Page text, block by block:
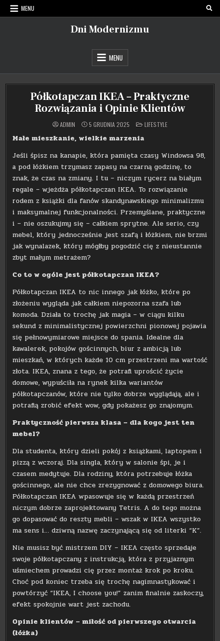
Skip
to
MENU
Dni Modernizmu
MENU
Półkotapczan IKEA – Praktyczne
Rozwiązania i Opinie Klientów
ADMIN 5 GRUDNIA 2025 POSTED
IN
LIFESTYLE
Małe mieszkanie, wielkie marzenia
Jeśli śpisz na kanapie, która pamięta czasy Windowsa 98,
a pod łóżkiem trzymasz zapasy na czarną godzinę, to
znak, że czas na zmiany. I tu – niczym rycerz na białym
regale – wjeżdża półkotapczan IKEA. To rozwiązanie
rodem z książki dla fanów skandynawskiego minimalizmu
i maksymalnej funkcjonalności. Przemyślane, praktyczne
i – nie oszukujmy się – całkiem sprytne. Ale serio, czy
mebel, który jednocześnie jest szafą i łóżkiem, nie brzmi
jak wynalazek, który mógłby pogodzić cię z nieustannie
zbyt małym metrażem?
Co to w ogóle jest półkotapczan IKEA?
Półkotapczan IKEA to nic innego jak łóżko, które po
złożeniu wygląda jak całkiem niepozorna szafa lub
komoda. Działa to trochę jak magia – w ciągu kilku
sekund z minimalistycznej powierzchni pionowej pojawia
się pełnowymiarowe miejsce do spania. Idealne dla
kawalerek, pokojów gościnnych, biur z ambicją lub
mieszkań, w których każde 10 cm przestrzeni ma wartość
złota. IKEA, znana z tego, że potrafi uprościć życie
domowe, wypuściła na rynek kilka wariantów
półkotapczanów, które nie tylko dobrze wyglądają, ale i
potrafią zrobić efekt wow, gdy pokażesz go znajomym.
Praktyczność pierwsza klasa – dla kogo jest ten
mebel?
Dla studenta, który dzieli pokój z książkami, laptopem i
pizzą z wczoraj. Dla singla, który w salonie śpi, je i
czasem medytuje. Dla rodziny, która potrzebuje łóżka
gościnnego, ale nie chce zrezygnować z domowego biura.
Półkotapczan IKEA wpasowuje się w każdą przestrzeń
niczym dobrze zaprojektowany Tetris. A do tego można
go dopasować do reszty mebli – wszak w IKEA wszystko
ma sens i… dziwną nazwę zaczynającą się od literki “K”.
Nie musisz być mistrzem DIY – IKEA często sprzedaje
swoje półkotapczany z instrukcją, która z przyjaznym
uśmiechem prowadzi cię przez montaż krok po kroku.
Choć pod koniec trzeba się trochę nagimnastykować i
powtórzyć “IKEA, I choose you!” zanim finalnie zaskoczy,
efekt spokojnie wart jest zachodu.
Opinie klientów – miłość od pierwszego otwarcia
(łóżka)